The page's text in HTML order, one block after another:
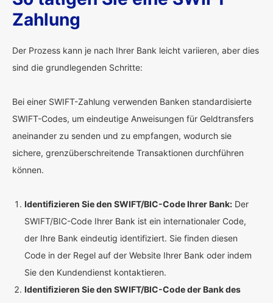
Zahlung
Der Prozess kann je nach Ihrer Bank leicht variieren, aber dies
sind die grundlegenden Schritte:
Bei einer SWIFT-Zahlung verwenden Banken standardisierte
SWIFT-Codes, um eindeutige Anweisungen für Geldtransfers
aneinander zu senden und zu empfangen, wodurch sie
sichere, grenzüberschreitende Transaktionen durchführen
können.
Identifizieren Sie den SWIFT/BIC-Code Ihrer Bank: Der
SWIFT/BIC-Code Ihrer Bank ist ein internationaler Code,
der Ihre Bank eindeutig identifiziert. Sie finden diesen
Code in der Regel auf der Website Ihrer Bank oder indem
Sie den Kundendienst kontaktieren.
Identifizieren Sie den SWIFT/BIC-Code der Bank des